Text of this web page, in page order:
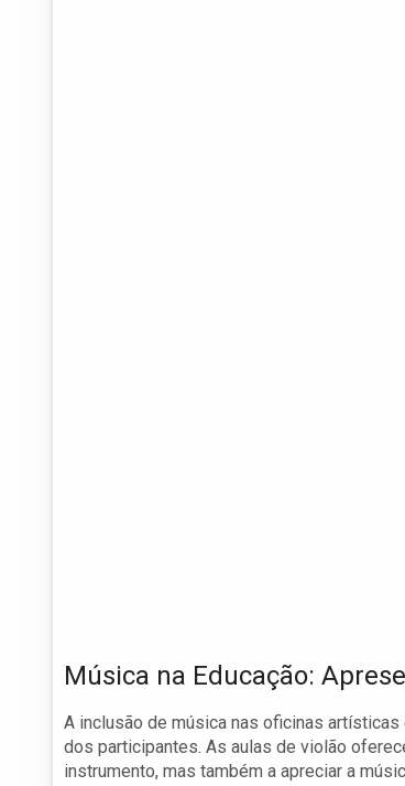
Música na Educação:
A inclusão de música nas oficinas
dos participantes. As aulas de violão
instrumento, mas também a apreciar a